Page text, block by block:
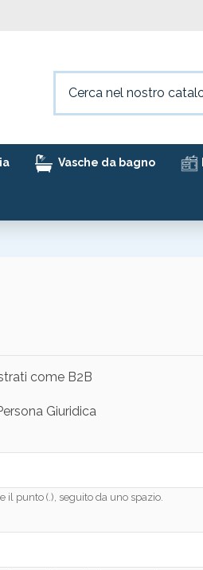
Vasche da bagno
come B2B
Giuridica
il punto (.), seguito da uno spazio.